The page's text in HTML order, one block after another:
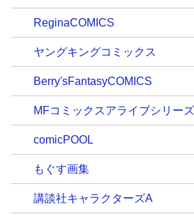
ReginaCOMICS
ヤングキングコミックス
Berry'sFantasyCOMICS
MFコミックスアライブシリーズ
comicPOOL
もぐす画集
講談社キャラクターズA